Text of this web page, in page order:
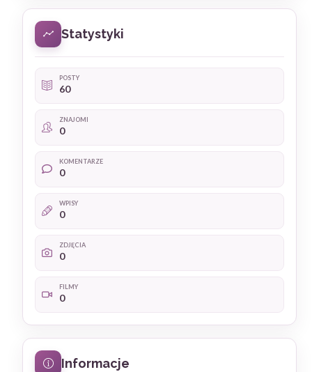
Statystyki
POSTY
60
ZNAJOMI
0
KOMENTARZE
0
WPISY
0
ZDJĘCIA
0
FILMY
0
Informacje